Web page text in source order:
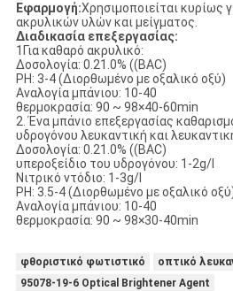
Εφαρμογή:Χρησιμοποιείται κυρίως
ακρυλικών υλών και μείγματος.
Διαδικασία επεξεργασίας:
1Για καθαρό ακρυλικό:
Δοσολογία: 0.21.0% ((BAC)
PH: 3-4 (Διορθωμένο με οξαλικό οξύ)
Αναλογία μπάνιου: 10-40
θερμοκρασία: 90 ~ 98×40-60min
2. Ένα μπάνιο επεξεργασίας
υδρογόνου λευκαντική και
Δοσολογία: 0.21.0% ((BAC)
υπεροξείδιο του υδρογόνου: 1-2g/l
Νιτρικό ντόδιο: 1-3g/l
PH: 3.5-4 (Διορθωμένο με οξαλικό
Αναλογία μπάνιου: 10-40
θερμοκρασία: 90 ~ 98×30-40min
φθοριστικό φωτιστικό
οπτικό
95078-19-6 Optical Brightener Agent